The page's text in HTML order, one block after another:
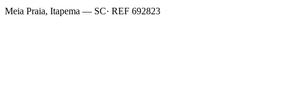
Meia Praia, Itapema — SC· REF 692823